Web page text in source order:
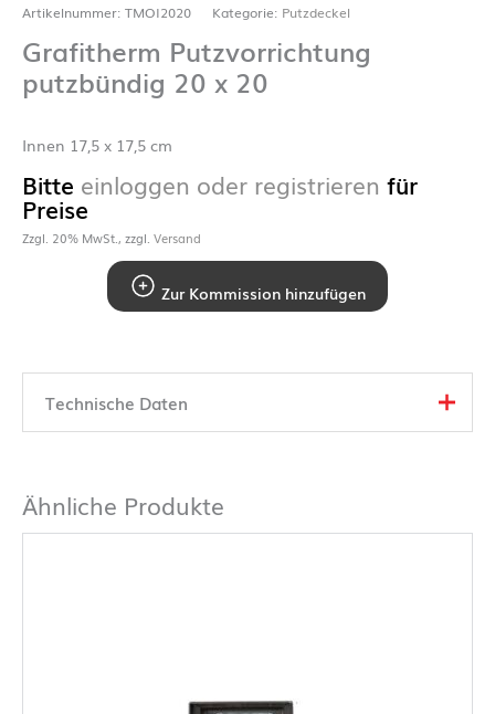
Artikelnummer: TMOI2020 Kategorie: Putzdeckel
Grafitherm Putzvorrichtung
putzbündig 20 x 20
Innen 17,5 x 17,5 cm
Bitte einloggen oder registrieren für
Preise
Zzgl. 20% MwSt., zzgl. Versand
Zur Kommission hinzufügen
Technische Daten
Ähnliche Produkte